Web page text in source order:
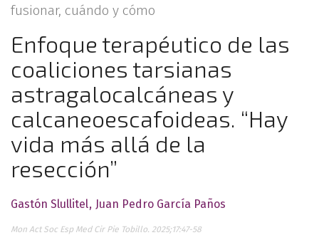
fusionar, cuándo y cómo
Enfoque terapéutico de las
coaliciones tarsianas
astragalocalcáneas y
calcaneoescafoideas. “Hay
vida más allá de la
resección”
Gastón Slullitel Juan Pedro García Paños
Mon Act Soc Esp Med Cir Pie Tobillo. 2025;17:47-58